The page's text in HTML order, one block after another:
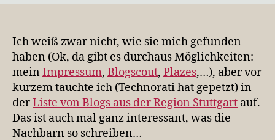
der
Region
Stuttgart
Ich weiß zwar nicht, wie sie mich gefunden
haben (Ok, da gibt es durchaus Möglichkeiten:
mein Impressum, Blogscout, Plazes,…), aber vor
kurzem tauchte ich (Technorati hat gepetzt) in
derListe von Blogs aus der Region Stuttgart auf.
Das ist auch mal ganz interessant, was die
Nachbarn so schreiben…